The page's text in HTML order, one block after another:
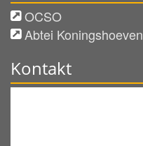
OCSO
Abtei Koningshoeven
Kontakt